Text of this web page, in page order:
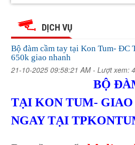
Bộ
đàm
cầm
tay
tại
Kon
Tum-
Bộ
đàm
cầm
tay
tại
Kon
Tum-
ĐC
Bộ
đàm
cầm
tay
tại
Kon
ĐC
TPKonTum-
Gía
chỉ
Bộ
đàm
cầm
tay
tại
Kon
Tum-
ĐC
chỉ
650k
giao
Bộ
cầm
tay
tại
Kon
Tum-
ĐC
TPKonTum-
Gía
giao
nhanh
Bộ
cầm
tay
Kon
Tum-
ĐC
TPKonTum-
chỉ
DỊCH VỤ
Bộ đàm cầm tay tại Kon Tum- ĐC
650k giao nhanh
21-10-2025 09:58:21 AM -Lượt xem:
BỘ
TẠI KON TUM-
NGAY TẠI